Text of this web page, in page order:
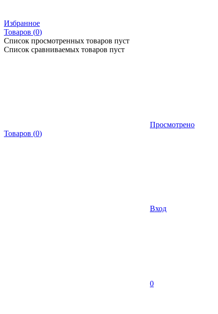
Избранное
Товаров (0)
Список просмотренных товаров пуст
Список сравниваемых товаров пуст
Просмотрено
Товаров (0)
Вход
0